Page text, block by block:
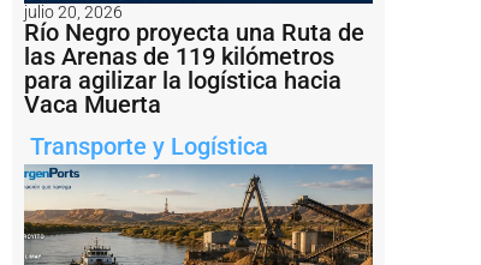
julio 20, 2026
Río Negro proyecta una Ruta de
las Arenas de 119 kilómetros
para agilizar la logística hacia
Vaca Muerta
Transporte y Logística